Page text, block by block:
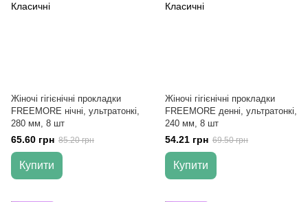
Жіночі гігієнічні прокладки
FREEMORE нічні, ультратонкі,
280 мм, 8 шт
65.60 грн 85.20 грн
Купити
Жіночі гігієнічні прокладки
FREEMORE денні, ультратонкі,
240 мм, 8 шт
54.21 грн 69.50 грн
Купити